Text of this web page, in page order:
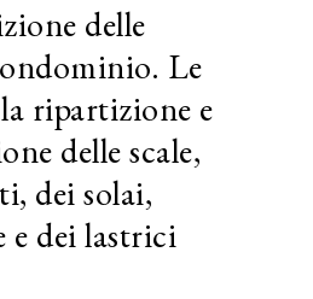
delle
Le
la ripartizione e
delle scale,
dei solai,
e dei lastrici